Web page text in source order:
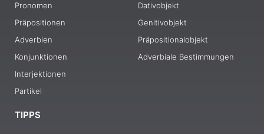
Pronomen
Präpositionen
Adverbien
Konjunktionen
Interjektionen
Partikel
Dativobjekt
Genitivobjekt
Präpositionalobjekt
Adverbiale Bestimmungen
TIPPS